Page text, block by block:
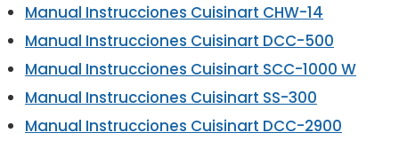
Manual Instrucciones Cuisinart CHW-14
Manual Instrucciones Cuisinart DCC-500
Manual Instrucciones Cuisinart SCC-1000 W
Manual Instrucciones Cuisinart SS-300
Manual Instrucciones Cuisinart DCC-2900